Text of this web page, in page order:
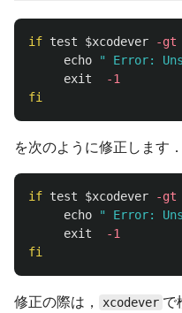
if test $xcodever -gt
echo
" Error:
exit
-1
fi
を次のように修正します．
if test $xcodever -gt
echo
" Error:
exit
-1
fi
修正の際は， xcodever で